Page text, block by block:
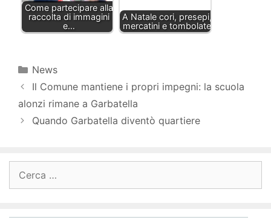
Come partecipare alla
raccolta di immagini
e…
A Natale cori, presepi,
mercatini e tombolate
Categorie
News
Il Comune mantiene i propri impegni: la scuola
alonzi rimane a Garbatella
Quando Garbatella diventò quartiere
per: